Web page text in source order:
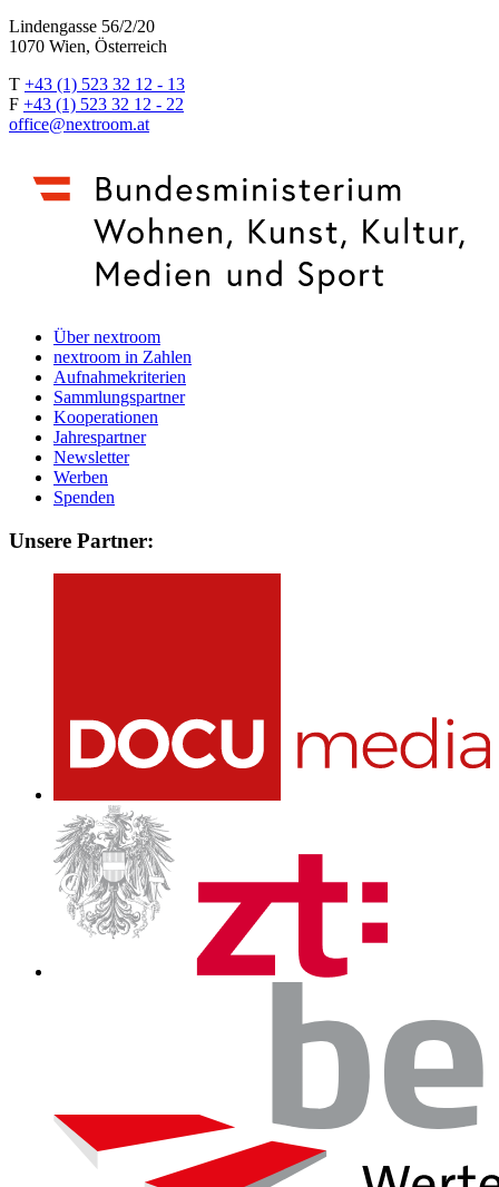
Lindengasse 56/2/20
1070 Wien, Österreich
T +43 (1) 523 32 12 - 13
F +43 (1) 523 32 12 - 22
office@nextroom.at
Über nextroom
nextroom in Zahlen
Aufnahmekriterien
Sammlungspartner
Kooperationen
Jahrespartner
Newsletter
Werben
Spenden
Unsere Partner: